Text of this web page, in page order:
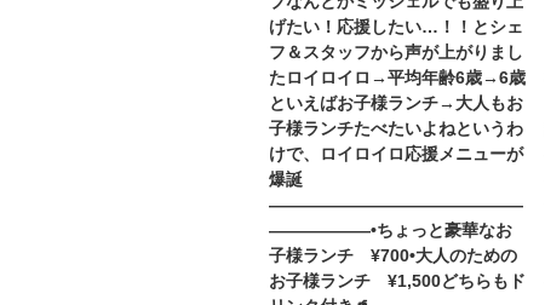
げたい！応援したい…！！とシェ
フ＆スタッフから声が上がりまし
たロイロイロ→平均年齢6歳→6歳
といえばお子様ランチ→大人もお
子様ランチたべたいよね︎というわ
けで、ロイロイロ応援メニューが
爆誕
———————————————
——————•ちょっと豪華なお
子様ランチ ¥700•大人のための
お子様ランチ ¥1,500どちらもド